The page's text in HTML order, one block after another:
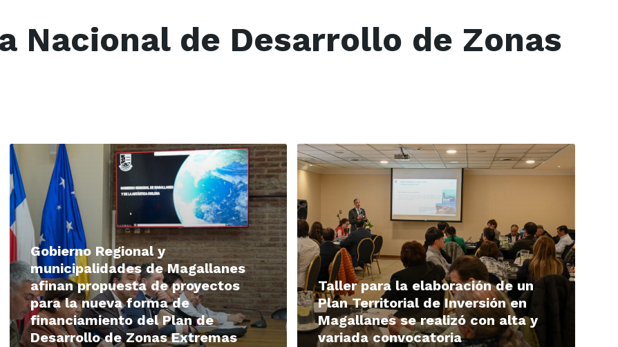
Nacional de Desarrollo de Zonas
Gobierno Regional y
municipalidades de Magallanes
afinan propuesta de proyectos
para la nueva forma de
financiamiento del Plan de
Desarrollo de Zonas Extremas
Read
More
Taller para la elaboración de un
Plan Territorial de Inversión en
Magallanes se realizó con alta y
variada convocatoria
Read
More